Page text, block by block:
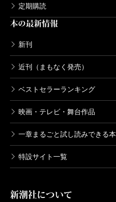
定期購読
本の最新情報
新刊
近刊（まもなく発売）
ベストセラーランキング
映画・テレビ・舞台作品
一章まるごと試し読みできる本
特設サイト一覧
新潮社について